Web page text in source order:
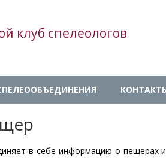
клуб спелеологов
в себе информацию о пещерах